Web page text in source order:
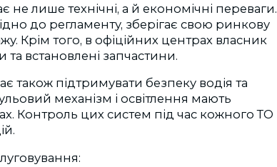
не лише технічні, а й економічні переваги.
до регламенту, зберігає свою ринкову
Крім того, в офіційних центрах власник
встановлені запчастини.
також підтримувати безпеку водія та
механізм і освітлення мають
Контроль цих систем під час кожного ТО